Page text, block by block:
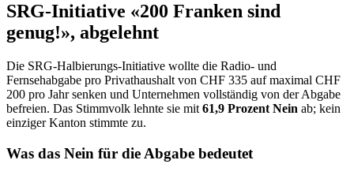
SRG-Initiative «200 Franken sind
genug!», abgelehnt
Die SRG-Halbierungs-Initiative wollte die Radio- und
Fernsehabgabe pro Privathaushalt von CHF 335 auf maximal CHF
200 pro Jahr senken und Unternehmen vollständig von der Abgabe
befreien. Das Stimmvolk lehnte sie mit 61,9 Prozent Nein ab; kein
einziger Kanton stimmte zu.
Was das Nein für die Abgabe bedeutet